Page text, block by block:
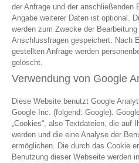
der Anfrage und der anschließenden
Angabe weiterer Daten ist optional.
werden zum Zwecke der
Anschlussfragen gespeichert. Nach
gestellten Anfrage werden
gelöscht.
Verwendung von Google
Diese Website benutzt Google
Google Inc. (folgend: Google).
„Cookies“, also Textdateien, die auf
werden und die eine Analyse der
ermöglichen. Die durch das Cookie
Benutzung dieser Webseite werden